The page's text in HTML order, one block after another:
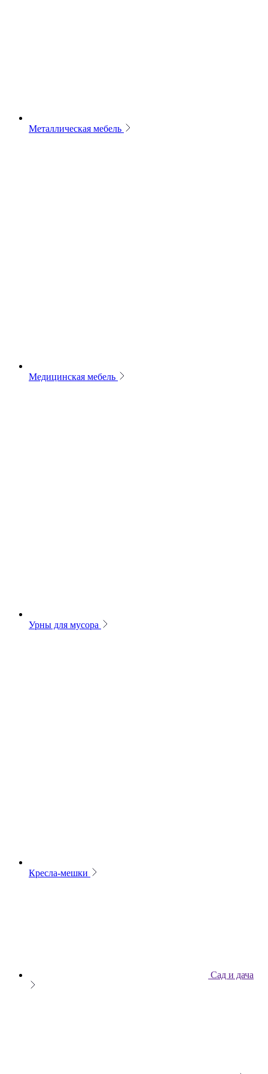
Металлическая мебель
Медицинская мебель
Урны для мусора
Кресла-мешки
Сад и дача